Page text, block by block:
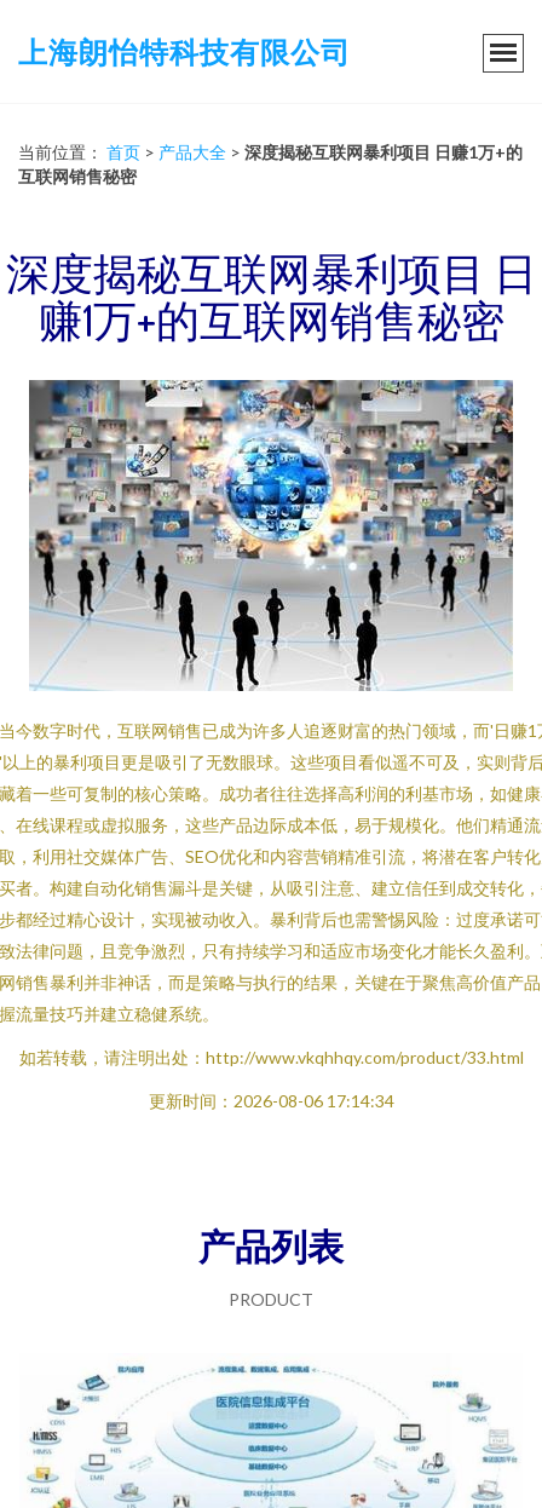
上海朗怡特科技有限公司
当前位置： 首页 > 产品大全 > 深度揭秘互联网暴利项目 日赚1万+的
互联网销售秘密
深度揭秘互联网暴利项目 日
赚1万+的互联网销售秘密
今数字时代，互联网销售已成为许多人追逐财富的热门领域，而'日赚1
上的暴利项目更是吸引了无数眼球。这些项目看似遥不可及，实则背
着一些可复制的核心策略。成功者往往选择高利润的利基市场，如健
在线课程或虚拟服务，这些产品边际成本低，易于规模化。他们精通
，利用社交媒体广告、SEO优化和内容营销精准引流，将潜在客户转
者。构建自动化销售漏斗是关键，从吸引注意、建立信任到成交转化
都经过精心设计，实现被动收入。暴利背后也需警惕风险：过度承诺
法律问题，且竞争激烈，只有持续学习和适应市场变化才能长久盈利
销售暴利并非神话，而是策略与执行的结果，关键在于聚焦高价值产
流量技巧并建立稳健系统。
如若转载，请注明出处：http://www.vkqhhqy.com/product/33.html
更新时间：2026-08-06 17:14:34
产品列表
PRODUCT